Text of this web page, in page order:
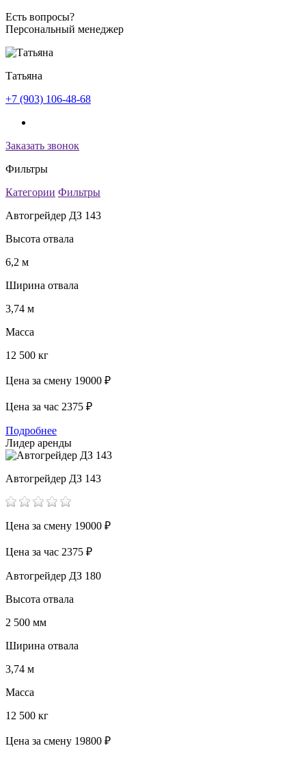
Есть вопросы?
Персональный менеджер
Татьяна
+7 (903) 106-48-68
Заказать звонок
Фильтры
Категории Фильтры
Автогрейдер ДЗ 143
Высота отвала
6,2 м
Ширина отвала
3,74 м
Масса
12 500 кг
Цена за смену 19000 ₽
Цена за час 2375 ₽
Подробнее
Лидер аренды
Автогрейдер ДЗ 143
Цена за смену 19000 ₽
Цена за час 2375 ₽
Автогрейдер ДЗ 180
Высота отвала
2 500 мм
Ширина отвала
3,74 м
Масса
12 500 кг
Цена за смену 19800 ₽